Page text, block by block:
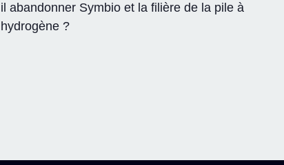
il abandonner Symbio et la filière de la pile à
hydrogène ?